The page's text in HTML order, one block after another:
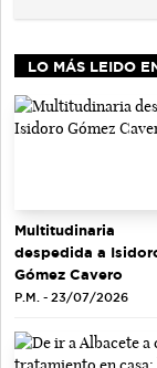
LO MÁS LEIDO
Multitudinaria
despedida a
Gómez Cavero
P.M. - 23/07/2026